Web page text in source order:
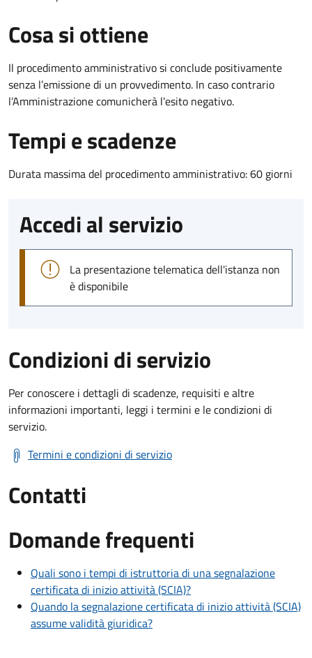
Cosa si ottiene
Il procedimento amministrativo si conclude positivamente
senza l’emissione di un provvedimento. In caso contrario
l’Amministrazione comunicherà l’esito negativo.
Tempi e scadenze
Durata massima del procedimento amministrativo: 60 giorni
Accedi al servizio
La presentazione telematica dell'istanza non
è disponibile
Condizioni di servizio
Per conoscere i dettagli di scadenze, requisiti e altre
informazioni importanti, leggi i termini e le condizioni di
servizio.
Termini e condizioni di servizio
Contatti
Domande frequenti
Quali sono i tempi di istruttoria di una segnalazione
certificata di inizio attività (SCIA)?
Quando la segnalazione certificata di inizio attività (SCIA)
assume validità giuridica?